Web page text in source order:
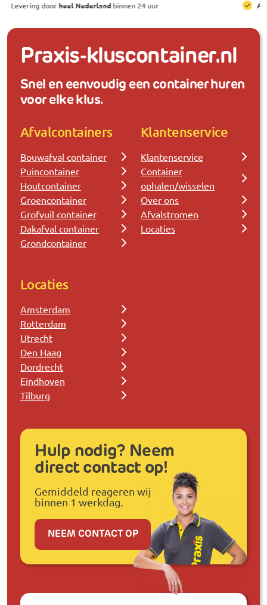
All-in prijzen, inclusief brengen, ophalen en huur
Praxis-kluscontainer.nl
Snel en eenvoudig een container huren
voor elke klus.
Afvalcontainers
Bouwafval container
Puincontainer
Houtcontainer
Groencontainer
Grofvuil container
Dakafval container
Grondcontainer
Klantenservice
Klantenservice
Container
ophalen/wisselen
Over ons
Afvalstromen
Locaties
Locaties
Amsterdam
Rotterdam
Utrecht
Den Haag
Dordrecht
Eindhoven
Tilburg
Hulp nodig? Neem
direct contact op!
Gemiddeld reageren wij
binnen 1 werkdag.
NEEM CONTACT OP